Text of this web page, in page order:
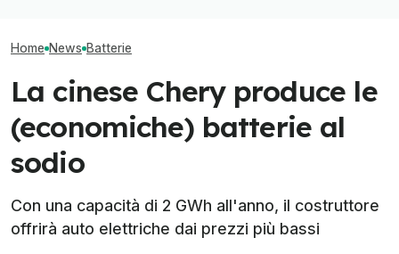
Home News Batterie
La cinese Chery produce le
(economiche) batterie al
sodio
Con una capacità di 2 GWh all'anno, il costruttore
offrirà auto elettriche dai prezzi più bassi